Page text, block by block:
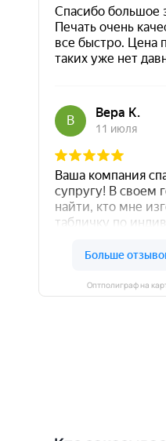
Оптполиграф на